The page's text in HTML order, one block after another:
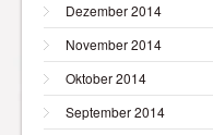
Dezember 2014
November 2014
Oktober 2014
September 2014